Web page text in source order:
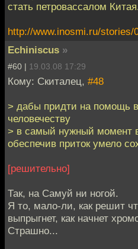
стать петровассалом
http://www.inosmi.ru/stories/
Echiniscus »
#60 | 19.03.08 17:29
Кому: Скиталец, #48
> дабы придти на помощь
человечеству
> в самый нужный момент
обеспечив приток умело
[решительно]
Так, на Самуй ни ногой.
Я то, мало-ли, как решит
выпрыгнет, как начнет
Страшно...